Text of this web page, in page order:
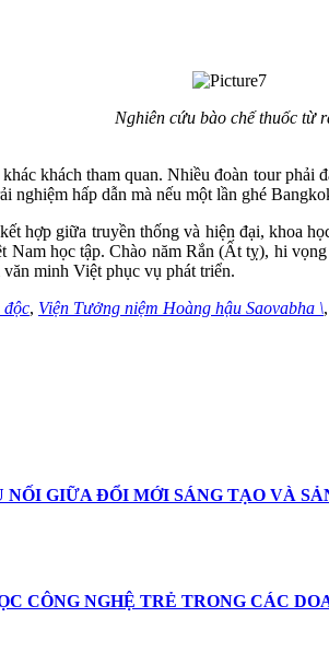
Nghiên cứu bào chế thuốc từ
khách tham quan. Nhiều đoàn tour
hấp dẫn mà nếu một lần ghé
hợp giữa truyền thống và hiện đại, khoa
học tập. Chào năm Rắn (Ất tỵ), hi
minh Việt phục vụ phát triển.
độc, Viện Tưởng niệm Hoàng hậu Saovabha \,
NỐI GIỮA ĐỔI MỚI SÁNG TẠO VÀ
CÔNG NGHỆ TRẺ TRONG CÁC